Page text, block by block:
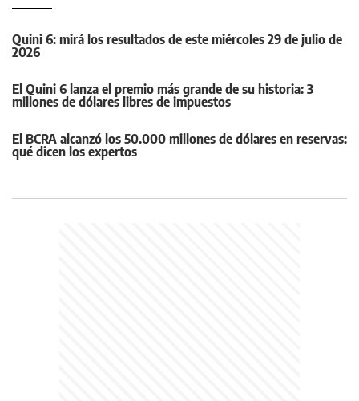
Quini 6: mirá los resultados de este miércoles 29 de julio de
2026
El Quini 6 lanza el premio más grande de su historia: 3
millones de dólares libres de impuestos
El BCRA alcanzó los 50.000 millones de dólares en reservas:
qué dicen los expertos